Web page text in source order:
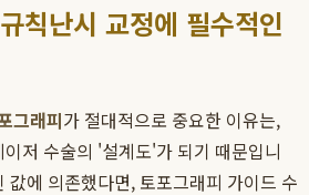
칙난시 교정에 필수적인
그래피가 절대적으로 중요한 이유는,
저 수술의 '설계도'가 되기 때문입니
값에 의존했다면, 토포그래피 가이드 수